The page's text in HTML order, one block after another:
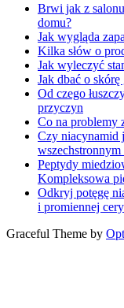
Brwi jak z
domu?
Jak wygląda
Kilka słów o
Jak wyleczyć
Jak dbać o
Od czego
przyczyn
Co na problemy
Czy niacynamid
wszechstronnym
Peptydy
Kompleksowa
Odkryj potęgę
i promiennej cery
Graceful Theme by